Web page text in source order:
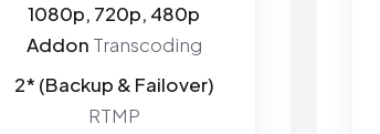
1080p, 720p, 480p
Addon Transcoding
2* (Backup & Failover)
RTMP